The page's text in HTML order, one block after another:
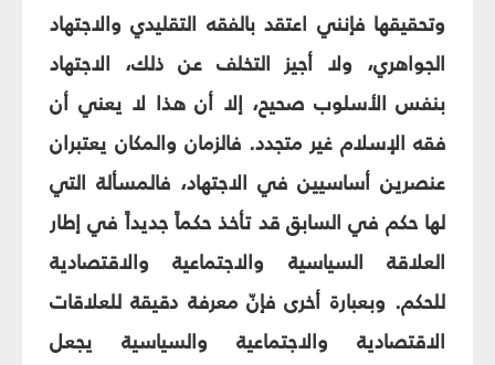
وتحقيقها فإنني اعتقد بالفقه التقليدي والاجتهاد
الجواهري، ولا أجيز التخلف عن ذلك، الاجتهاد
بنفس الأسلوب صحيح، إلا أن هذا لا يعني أن
فقه الإسلام غير متجدد. فالزمان والمكان يعتبران
عنصرين أساسيين في الاجتهاد، فالمسألة التي
لها حكم في السابق قد تأخذ حكماً جديداً في إطار
العلاقة السياسية والاجتماعية والاقتصادية
للحكم. وبعبارة أخرى فإنّ معرفة دقيقة للعلاقات
الاقتصادية والاجتماعية والسياسية يجعل